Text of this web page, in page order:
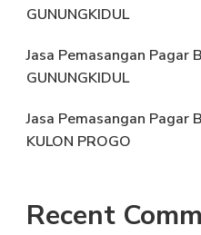
GUNUNGKIDUL
Jasa Pemasangan Pagar
GUNUNGKIDUL
Jasa Pemasangan Pagar
KULON PROGO
Recent